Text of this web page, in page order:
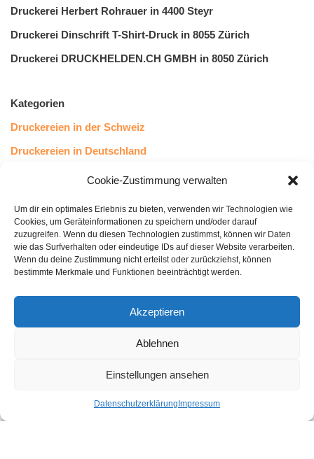
Cookie-Zustimmung verwalten
Um dir ein optimales Erlebnis zu bieten, verwenden wir Technologien wie
Cookies, um Geräteinformationen zu speichern und/oder darauf
zuzugreifen. Wenn du diesen Technologien zustimmst, können wir Daten
wie das Surfverhalten oder eindeutige IDs auf dieser Website verarbeiten.
Wenn du deine Zustimmung nicht erteilst oder zurückziehst, können
bestimmte Merkmale und Funktionen beeinträchtigt werden.
Akzeptieren
Ablehnen
Einstellungen ansehen
Datenschutzerklärung Impressum
Druckerei Herbert Rohrauer in 4400 Steyr
Druckerei Dinschrift T-Shirt-Druck in 8055 Zürich
Druckerei DRUCKHELDEN.CH GMBH in 8050 Zürich
Kategorien
Druckereien in der Schweiz
Druckereien in Deutschland
Druckereien in Österreich
Kundenstimmen
43Leserstimmen